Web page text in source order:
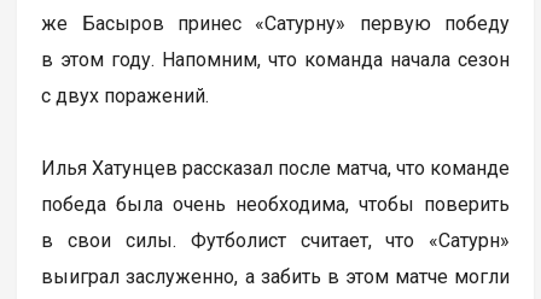
же Басыров принес «Сатурну» первую победу
в этом году. Напомним, что команда начала сезон
с двух поражений.
Илья Хатунцев рассказал после матча, что команде
победа была очень необходима, чтобы поверить
в свои силы. Футболист считает, что «Сатурн»
выиграл заслуженно, а забить в этом матче могли